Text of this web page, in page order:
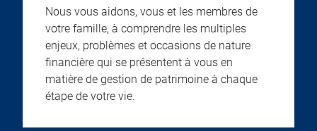
Nous vous aidons, vous et les membres de
votre famille, à comprendre les multiples
enjeux, problèmes et occasions de nature
financière qui se présentent à vous en
matière de gestion de patrimoine à chaque
étape de votre vie.